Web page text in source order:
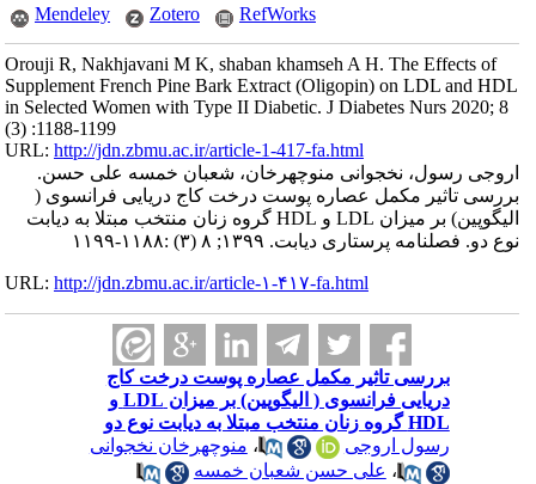
Mendeley
Zotero RefWorks
Orouji R, Nakhjavani M K, shaban khamseh A H. The Effects of
Supplement French Pine Bark Extract (Oligopin) on LDL and HDL
in Selected Women with Type II Diabetic. J Diabetes Nurs 2020; 8
(3) :1188-1199
URL:http://jdn.zbmu.ac.ir/article-1-417-fa.html
اروجی رسول، نخجوانی منوچهرخان، شعبان خمسه علی حسن.
بررسی تاثیر مکمل عصاره پوست درخت کاج دریایی فرانسوی (
الیگوپین) بر میزان LDL و HDL گروه زنان منتخب مبتلا به دیابت
نوع دو. فصلنامه پرستاری دیابت. ۱۳۹۹; ۸ (۳) :۱۱۸۸-۱۱۹۹
URL:http://jdn.zbmu.ac.ir/article-۱-۴۱۷-fa.html
بررسی تاثیر مکمل عصاره پوست درخت کاج
دریایی فرانسوی ( الیگوپین) بر میزان LDL و
HDL گروه زنان منتخب مبتلا به دیابت نوع دو
رسول اروجی
،منوچهرخان نخجوانی
،علی حسن شعبان خمسه